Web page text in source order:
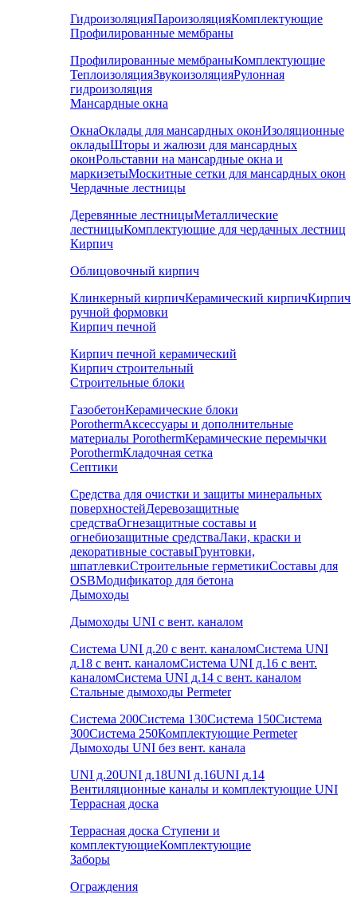
ГидроизоляцияПароизоляцияКомплектующие
Профилированные мембраны
Профилированные мембраныКомплектующие
ТеплоизоляцияЗвукоизоляцияРулонная
гидроизоляция
Мансардные окна
ОкнаОклады для мансардных оконИзоляционные
окладыШторы и жалюзи для мансардных
оконРольставни на мансардные окна и
маркизетыМоскитные сетки для мансардных окон
Чердачные лестницы
Деревянные лестницыМеталлические
лестницыКомплектующие для чердачных лестниц
Кирпич
Облицовочный кирпич
Клинкерный кирпичКерамический кирпичКирпич
ручной формовки
Кирпич печной
Кирпич печной керамический
Кирпич строительный
Строительные блоки
ГазобетонКерамические блоки
PorothermАксессуары и дополнительные
материалы PorothermКерамические перемычки
PorothermКладочная сетка
Септики
Средства для очистки и защиты минеральных
поверхностейДеревозащитные
средстваОгнезащитные составы и
огнебиозащитные средстваЛаки, краски и
декоративные составыГрунтовки,
шпатлевкиСтроительные герметикиСоставы для
OSBМодификатор для бетона
Дымоходы
Дымоходы UNI с вент. каналом
Система UNI д.20 с вент. каналомСистема UNI
д.18 с вент. каналомСистема UNI д.16 с вент.
каналомСистема UNI д.14 с вент. каналом
Стальные дымоходы Permeter
Система 200Система 130Система 150Система
300Система 250Комплектующие Permeter
Дымоходы UNI без вент. канала
UNI д.20UNI д.18UNI д.16UNI д.14
Вентиляционные каналы и комплектующие UNI
Террасная доска
Террасная доска Ступени и
комплектующиеКомплектующие
Заборы
Ограждения